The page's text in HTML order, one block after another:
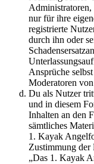
Administratoren,
nur für ihre
registrierte
durch ihn oder
Ansprüche
Moderatoren
Du als Nutzer
und in diesem
Inhalten an den
sämtliches
1. Kayak
Zustimmung der
„Das 1. Kayak